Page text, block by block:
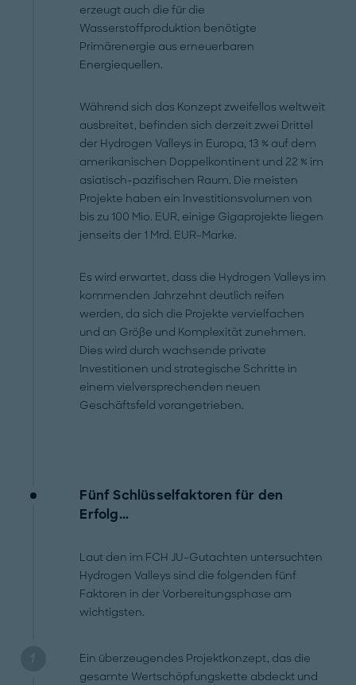
erzeugt auch die für die
Wasserstoffproduktion benötigte
Primärenergie aus erneuerbaren
Energiequellen.
Während sich das Konzept zweifellos weltweit
ausbreitet, befinden sich derzeit zwei Drittel
der Hydrogen Valleys in Europa, 13 % auf dem
amerikanischen Doppelkontinent und 22 % im
asiatisch-pazifischen Raum. Die meisten
Projekte haben ein Investitionsvolumen von
bis zu 100 Mio. EUR, einige Gigaprojekte liegen
jenseits der 1 Mrd. EUR-Marke.
Es wird erwartet, dass die Hydrogen Valleys im
kommenden Jahrzehnt deutlich reifen
werden, da sich die Projekte vervielfachen
und an Größe und Komplexität zunehmen.
Dies wird durch wachsende private
Investitionen und strategische Schritte in
einem vielversprechenden neuen
Geschäftsfeld vorangetrieben.
Fünf Schlüsselfaktoren für den
Erfolg...
Laut den im FCH JU-Gutachten untersuchten
Hydrogen Valleys sind die folgenden fünf
Faktoren in der Vorbereitungsphase am
wichtigsten.
Ein überzeugendes Projektkonzept, das die
gesamte Wertschöpfungskette abdeckt und